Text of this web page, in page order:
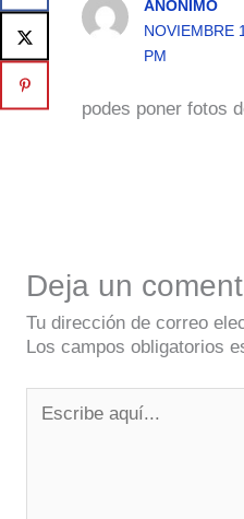
ANÓNIMO
NOVIEMBRE
PM
podes poner fotos
Deja un
Tu dirección de correo
Los campos obligatorios
aquí...